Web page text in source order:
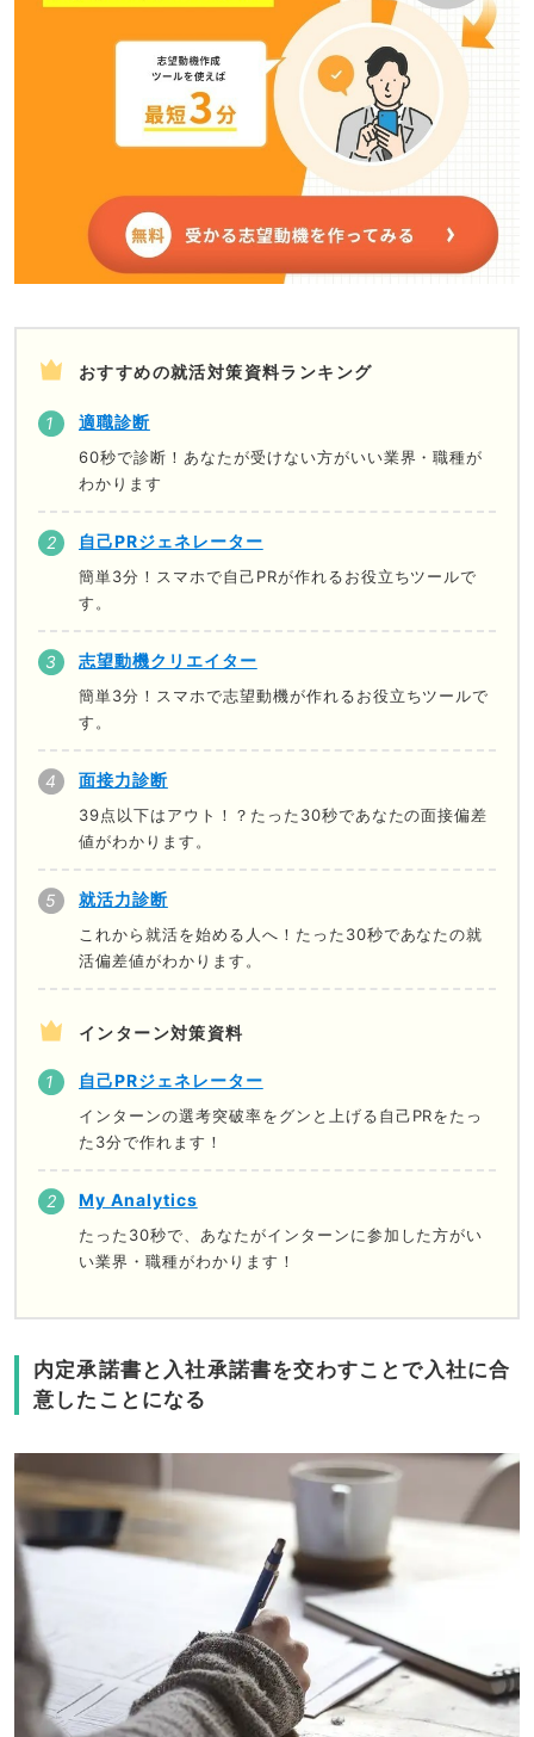
おすすめの就活対策資料ランキング
適職診断
60秒で診断！あなたが受けない方がいい業界・職種が
わかります
自己PRジェネレーター
簡単3分！スマホで自己PRが作れるお役立ちツールで
す。
志望動機クリエイター
簡単3分！スマホで志望動機が作れるお役立ちツールで
す。
面接力診断
39点以下はアウト！？たった30秒であなたの面接偏差
値がわかります。
就活力診断
これから就活を始める人へ！たった30秒であなたの就
活偏差値がわかります。
インターン対策資料
自己PRジェネレーター
インターンの選考突破率をグンと上げる自己PRをたっ
た3分で作れます！
My Analytics
たった30秒で、あなたがインターンに参加した方がい
い業界・職種がわかります！
内定承諾書と入社承諾書を交わすことで入社に合
意したことになる